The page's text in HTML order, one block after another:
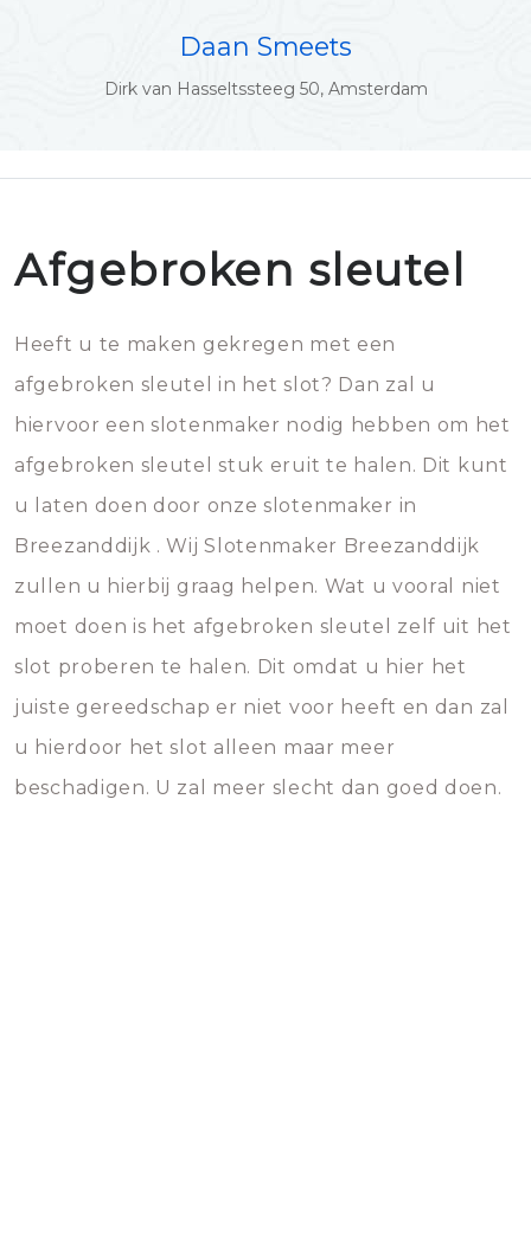
Daan Smeets
Dirk van Hasseltssteeg 50, Amsterdam
Afgebroken sleutel
Heeft u te maken gekregen met een
afgebroken sleutel in het slot? Dan zal u
hiervoor een slotenmaker nodig hebben om het
afgebroken sleutel stuk eruit te halen. Dit kunt
u laten doen door onze slotenmaker in
Breezanddijk . Wij Slotenmaker Breezanddijk
zullen u hierbij graag helpen. Wat u vooral niet
moet doen is het afgebroken sleutel zelf uit het
slot proberen te halen. Dit omdat u hier het
juiste gereedschap er niet voor heeft en dan zal
u hierdoor het slot alleen maar meer
beschadigen. U zal meer slecht dan goed doen.